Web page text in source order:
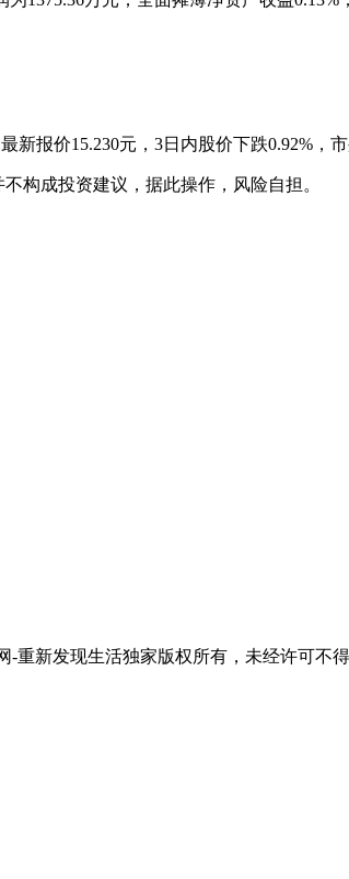
报价15.230元，3日内股价下跌0.92%，市
构成投资建议，据此操作，风险自担。
新发现生活独家版权所有，未经许可不